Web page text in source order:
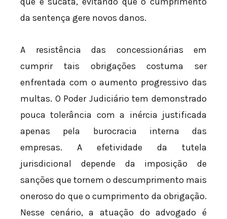
da sentença gere novos danos.
A resistência das concessionárias em
cumprir tais obrigações costuma ser
enfrentada com o aumento progressivo das
multas. O Poder Judiciário tem demonstrado
pouca tolerância com a inércia justificada
apenas pela burocracia interna das
empresas. A efetividade da tutela
jurisdicional depende da imposição de
sanções que tornem o descumprimento mais
oneroso do que o cumprimento da obrigação.
Nesse cenário, a atuação do advogado é